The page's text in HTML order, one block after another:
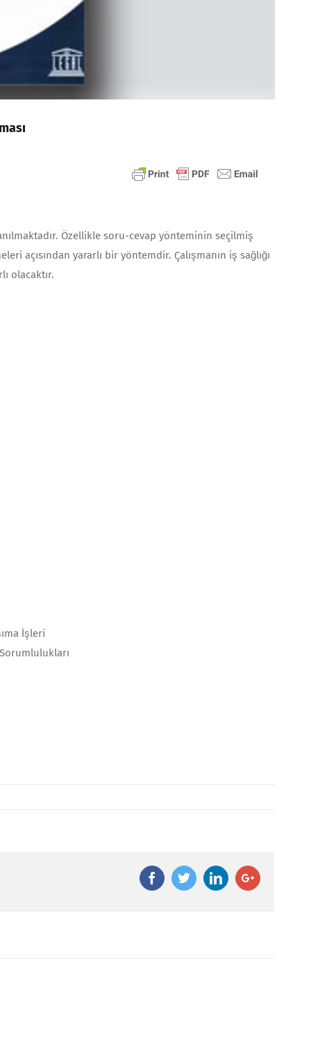
Özellikle soru-cevap yönteminin seçilmiş
açısından yararlı bir yöntemdir. Çalışmanın iş sağlığı
olacaktır.
İşleri
FacebookTwitterLinkedinGoogle+